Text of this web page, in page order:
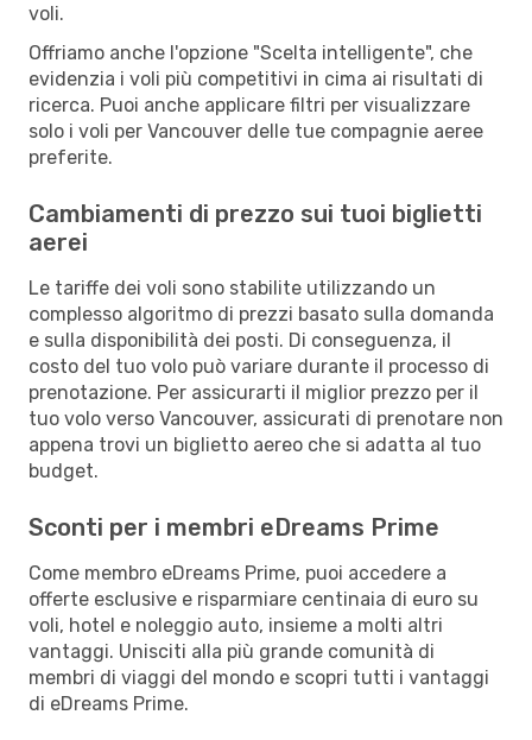
voli.
Offriamo anche l'opzione "Scelta intelligente", che
evidenzia i voli più competitivi in cima ai risultati di
ricerca. Puoi anche applicare filtri per visualizzare
solo i voli per Vancouver delle tue compagnie aeree
preferite.
Cambiamenti di prezzo sui tuoi biglietti
aerei
Le tariffe dei voli sono stabilite utilizzando un
complesso algoritmo di prezzi basato sulla domanda
e sulla disponibilità dei posti. Di conseguenza, il
costo del tuo volo può variare durante il processo di
prenotazione. Per assicurarti il miglior prezzo per il
tuo volo verso Vancouver, assicurati di prenotare non
appena trovi un biglietto aereo che si adatta al tuo
budget.
Sconti per i membri eDreams Prime
Come membro eDreams Prime, puoi accedere a
offerte esclusive e risparmiare centinaia di euro su
voli, hotel e noleggio auto, insieme a molti altri
vantaggi. Unisciti alla più grande comunità di
membri di viaggi del mondo e scopri tutti i vantaggi
di eDreams Prime.